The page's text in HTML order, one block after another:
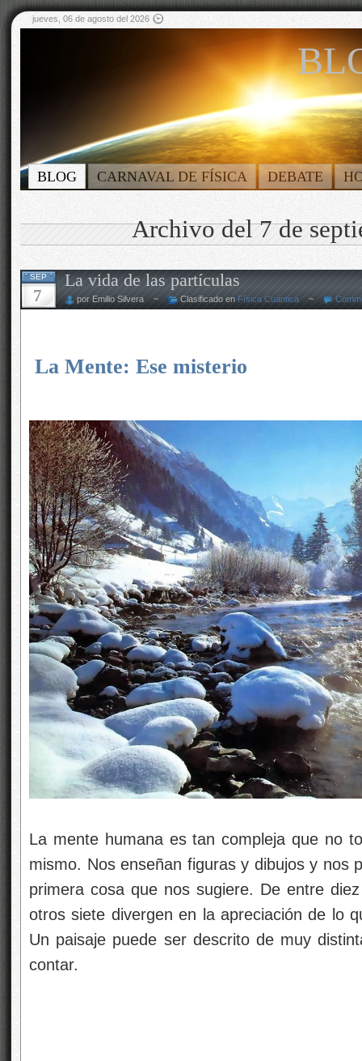
jueves, 06 de agosto del 2026
BLOG CARNAVAL DE FÍSICA DEBATE
Archivo del 7 de
SEP
7
La vida de las partículas
por Emilio Silvera ~ Clasificado en Física Cuántica ~
La Mente: Ese misterio
La mente humana es tan compleja que no
mismo. Nos enseñan figuras y dibujos y nos
primera cosa que nos sugiere. De entre
otros siete divergen en la apreciación de lo
Un paisaje puede ser descrito de muy
contar.